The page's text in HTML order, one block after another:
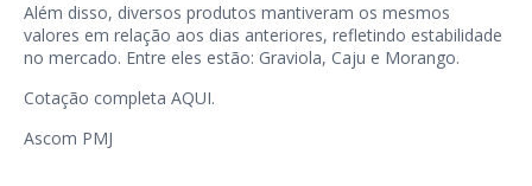
Além disso, diversos produtos mantiveram os mesmos
valores em relação aos dias anteriores, refletindo estabilidade
no mercado. Entre eles estão: Graviola, Caju e Morango.
Cotação completa AQUI.
Ascom PMJ